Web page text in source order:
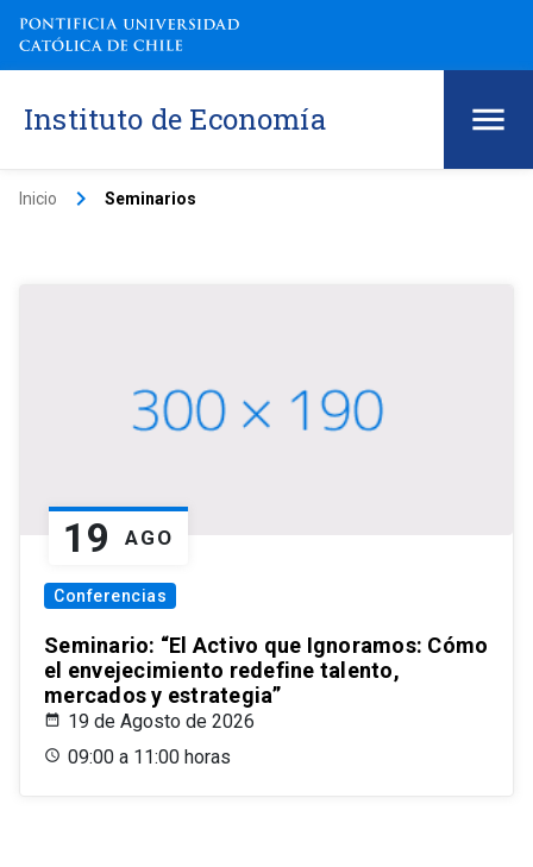
Instituto de Economía
Inicio keyboard_arrow_right Seminarios
19 AGO
Conferencias
Seminario: “El Activo que Ignoramos: Cómo
el envejecimiento redefine talento,
mercados y estrategia”
19 de Agosto de 2026
09:00 a 11:00 horas